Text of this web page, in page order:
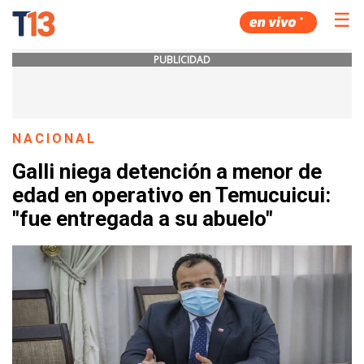
☰
PUBLICIDAD
NACIONAL
Galli niega detención a menor de
edad en operativo en Temucuicui:
"fue entregada a su abuelo"